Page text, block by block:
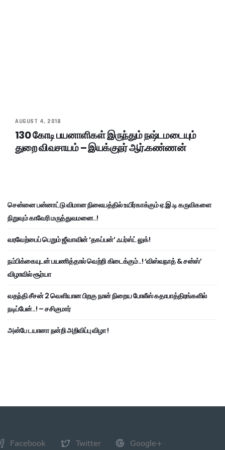
AUGUST 4, 2018
130 கோடி பயனாளிகள் இருந்தும் நஷ்டமடையும்
துறை விவசாயம் – இயக்குநர் ஆர்.கண்ணன்
சென்னை பன்னாட்டு விமான நிலையத்தில் உயிர்காக்கும் ஏ.இ.டி கருவிகளை
நிறுவும் காவேரி மருத்துவமனை..!
வரவேற்பைப் பெறும் ஜீவாவின் ‘தகப்பன்’ ஃபர்ஸ்ட் லுக்!
நம்பிக்கையுடன் பயணித்தால் வெற்றி கிடைக்கும்..! ‘விஸ்வநாத் & சன்ஸ்’
விழாவில் சூர்யா
வதந்தி சீசன் 2 வெளியான பிறகு நான் நிறைய போலீஸ் கதாபாத்திரங்களில்
நடிப்பேன்..! – சசிகுமார்
அன்பே டயானா நன்றி அறிவிப்பு விழா !
Facebook Twitter Google+